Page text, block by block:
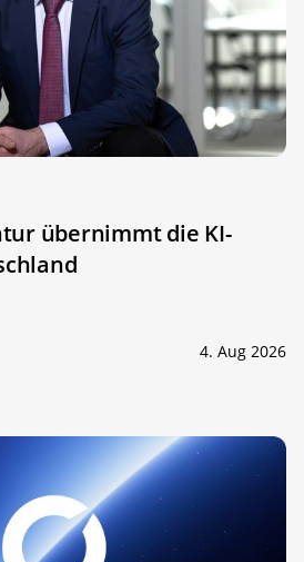
übernimmt die KI-
4. Aug 2026